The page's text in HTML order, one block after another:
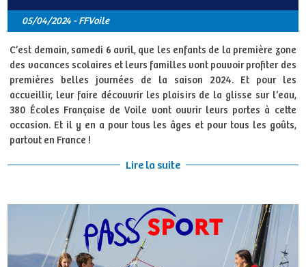
05/04/2024 - FFVoile
C’est demain, samedi 6 avril, que les enfants de la première zone
des vacances scolaires et leurs familles vont pouvoir profiter des
premières belles journées de la saison 2024. Et pour les
accueillir, leur faire découvrir les plaisirs de la glisse sur l’eau,
380 Écoles Française de Voile vont ouvrir leurs portes à cette
occasion. Et il y en a pour tous les âges et pour tous les goûts,
partout en France !
Lire la suite